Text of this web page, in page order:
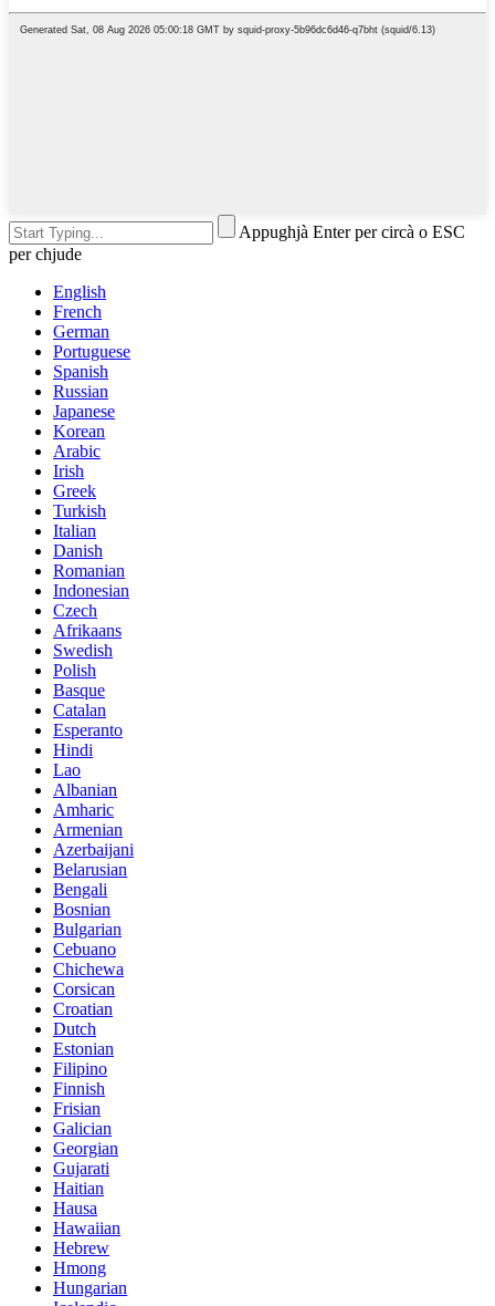
Appughjà Enter per circà o ESC
per chjude
English
French
German
Portuguese
Spanish
Russian
Japanese
Korean
Arabic
Irish
Greek
Turkish
Italian
Danish
Romanian
Indonesian
Czech
Afrikaans
Swedish
Polish
Basque
Catalan
Esperanto
Hindi
Lao
Albanian
Amharic
Armenian
Azerbaijani
Belarusian
Bengali
Bosnian
Bulgarian
Cebuano
Chichewa
Corsican
Croatian
Dutch
Estonian
Filipino
Finnish
Frisian
Galician
Georgian
Gujarati
Haitian
Hausa
Hawaiian
Hebrew
Hmong
Hungarian